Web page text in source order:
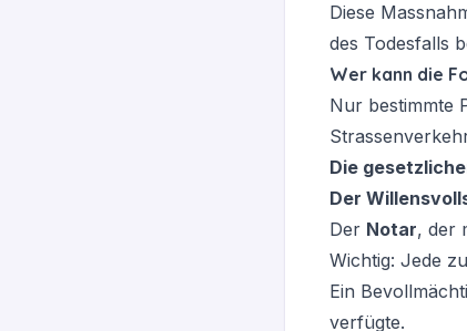
Diese
des Todesfalls
Wer kann die
Nur bestimmte
Die
Der
Der Notar, der
Wichtig: Jede
Ein
verfügte.